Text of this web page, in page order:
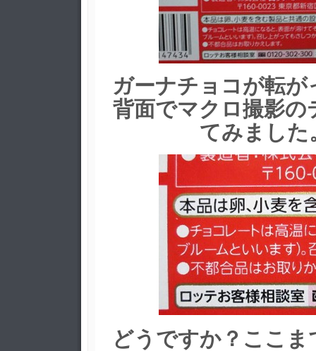
ガーナチョコが転が
背面でマクロ撮影の
てみました
どうですか？ここま